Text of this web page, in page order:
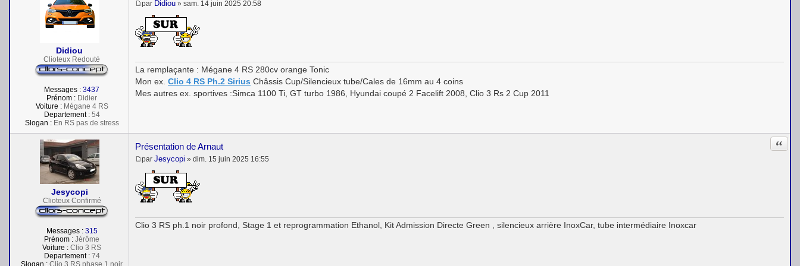
Didiou
Clioteux Redouté
Messages : 3437
Prénom : Didier
Voiture :Mégane 4 RS
Departement :54
Slogan :En RS pas de stress
M
e
s
s
a
e
par Didiou » sam. 14 juin 2025 20:58
La remplaçante : Mégane 4 RS 280cv orange Tonic
Mon ex. Clio 4 RS Ph.2 Sirius Châssis Cup/Silencieux tube/Cales de 16mm au 4 coins
Mes autres ex. sportives :Simca 1100 Ti, GT turbo 1986, Hyundai coupé 2 Facelift 2008, Clio 3 Rs 2 Cup 2011
Jesycopi
Clioteux Confirmé
Messages : 315
Prénom : Jérôme
Voiture : Clio 3 RS
Departement :74
Présentation de Arnaut
M
e
s
s
a
e
par Jesycopi » dim. 15 juin 2025 16:55
Clio 3 RS ph.1 noir profond, Stage 1 et reprogrammation Ethanol, Kit Admission Directe Green , silencieux arrière InoxCar, tube intermédiaire Inoxcar